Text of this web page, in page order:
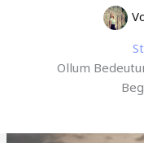
Ollum